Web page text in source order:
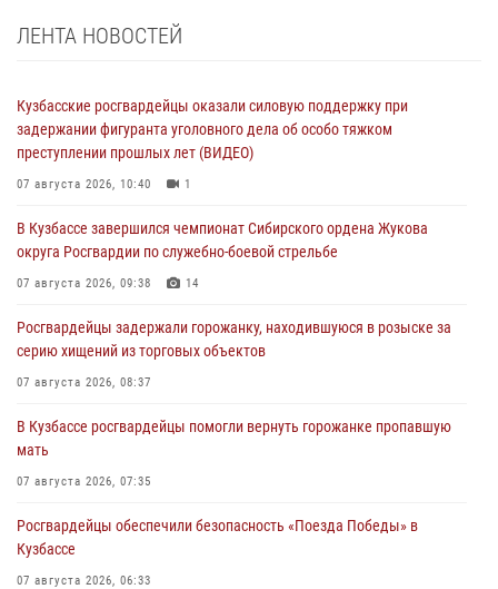
ЛЕНТА НОВОСТЕЙ
Кузбасские росгвардейцы оказали силовую поддержку при
задержании фигуранта уголовного дела об особо тяжком
преступлении прошлых лет (ВИДЕО)
07 августа 2026, 10:40 1
В Кузбассе завершился чемпионат Сибирского ордена Жукова
округа Росгвардии по служебно-боевой стрельбе
07 августа 2026, 09:38 14
Росгвардейцы задержали горожанку, находившуюся в розыске за
серию хищений из торговых объектов
07 августа 2026, 08:37
В Кузбассе росгвардейцы помогли вернуть горожанке пропавшую
мать
07 августа 2026, 07:35
Росгвардейцы обеспечили безопасность «Поезда Победы» в
Кузбассе
07 августа 2026, 06:33